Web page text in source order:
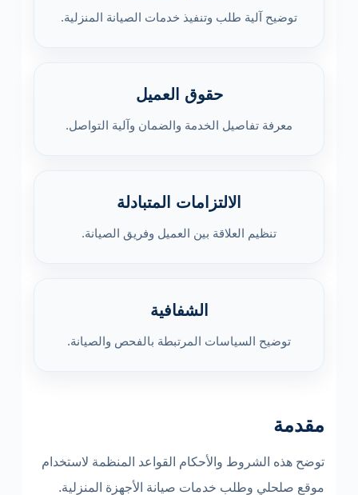
توضيح آلية طلب وتنفيذ خدمات الصيانة المنزلية.
حقوق العميل
معرفة تفاصيل الخدمة والضمان وآلية التواصل.
الالتزامات المتبادلة
تنظيم العلاقة بين العميل وفريق الصيانة.
الشفافية
توضيح السياسات المرتبطة بالفحص والصيانة.
مقدمة
توضح هذه الشروط والأحكام القواعد المنظمة لاستخدام
موقع صلحلي وطلب خدمات صيانة الأجهزة المنزلية.